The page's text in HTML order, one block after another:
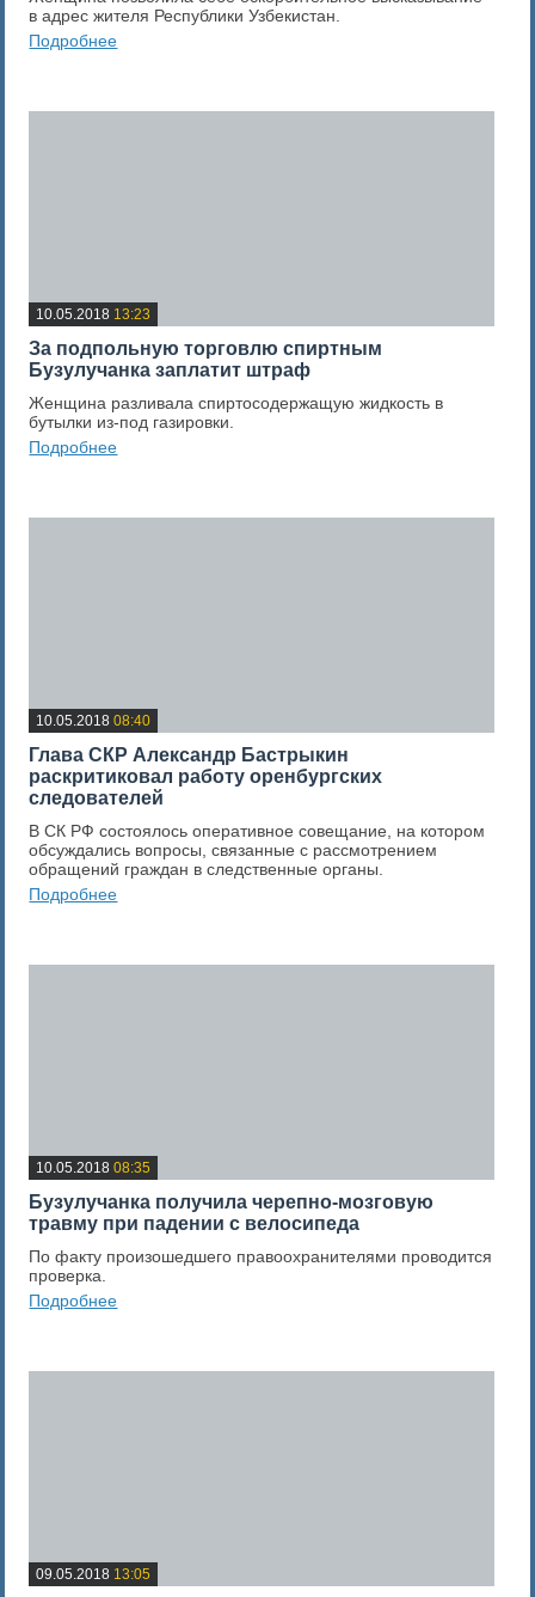
в адрес жителя Республики Узбекистан.
Подробнее
10.05.2018 13:23
За подпольную торговлю спиртным
Бузулучанка заплатит штраф
Женщина разливала спиртосодержащую жидкость в
бутылки из-под газировки.
Подробнее
10.05.2018 08:40
Глава СКР Александр Бастрыкин
раскритиковал работу оренбургских
следователей
В СК РФ состоялось оперативное совещание, на котором
обсуждались вопросы, связанные с рассмотрением
обращений граждан в следственные органы.
Подробнее
10.05.2018 08:35
Бузулучанка получила черепно-мозговую
травму при падении с велосипеда
По факту произошедшего правоохранителями проводится
проверка.
Подробнее
09.05.2018 13:05